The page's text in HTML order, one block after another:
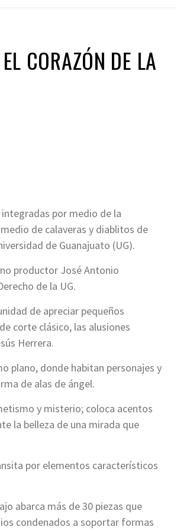
CORAZÓN DE LA
por medio de la
de calaveras y diablitos de
de Guanajuato (UG).
productor José Antonio
de la UG.
de apreciar pequeños
corte clásico, las alusiones
Herrera.
plano, donde habitan personajes y
de alas de ángel.
y misterio; coloca acentos
la belleza de una mirada que
por elementos característicos
abarca más de 30 piezas que
condenados a soportar formas